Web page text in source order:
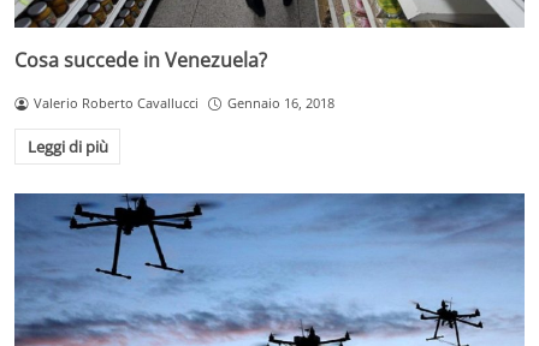
Cosa succede in Venezuela?
Valerio Roberto Cavallucci Gennaio 16, 2018
Leggi di più